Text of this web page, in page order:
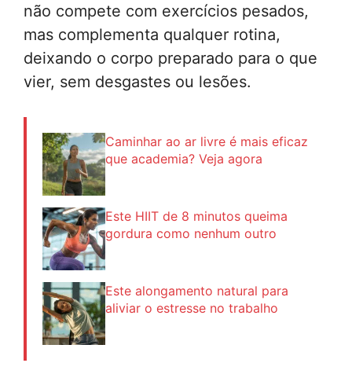
não compete com exercícios pesados,
mas complementa qualquer rotina,
deixando o corpo preparado para o que
vier, sem desgastes ou lesões.
Caminhar ao ar livre é mais eficaz
que academia? Veja agora
Este HIIT de 8 minutos queima
gordura como nenhum outro
Este alongamento natural para
aliviar o estresse no trabalho